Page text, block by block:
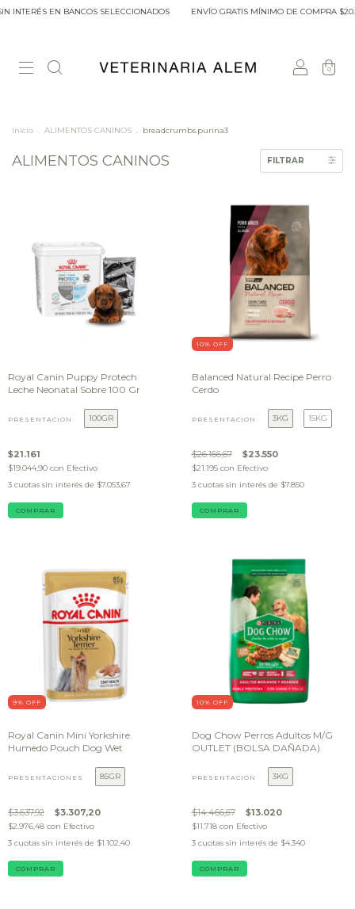
BANCOS SELECCIONADOS ENVÍO GRATIS MÍNIMO DE COMPRA $20.000
0
Inicio . ALIMENTOS CANINOS . breadcrumbs.purina3
ALIMENTOS CANINOS FILTRAR
Royal Canin Puppy Protech
Leche Neonatal Sobre 100 Gr
PRESENTACIÓN 100GR
$21.161
$19.044,90 con Efectivo
3 cuotas sin interés de $7.053,67
COMPRAR
10% OFF
Balanced Natural Recipe Perro
Cerdo
PRESENTACIÓN 3KG 15KG
$26.166,67 $23.550
$21.195 con Efectivo
3 cuotas sin interés de $7.850
COMPRAR
9% OFF
Royal Canin Mini Yorkshire
Humedo Pouch Dog Wet
PRESENTACIONES 85GR
$3.637,92 $3.307,20
$2.976,48 con Efectivo
3 cuotas sin interés de $1.102,40
COMPRAR
10% OFF
Dog Chow Perros Adultos M/G
OUTLET (BOLSA DAÑADA)
PRESENTACIÓN 3KG
$14.466,67 $13.020
$11.718 con Efectivo
3 cuotas sin interés de $4.340
COMPRAR